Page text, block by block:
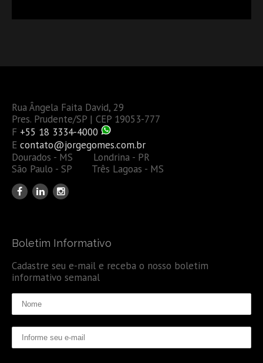
Rua Ângela Faita David, 29
Pres. Prudente/SP | CEP 19053-777
F +55 18 3334-4000
E contato@jorgegomes.com.br
Dourados - MS Londrina - PR
São Paulo - SP Três Lagoas - MS
Boletim Informativo
Cadastre seu e-mail e receba o nosso boletim
informativo semanal